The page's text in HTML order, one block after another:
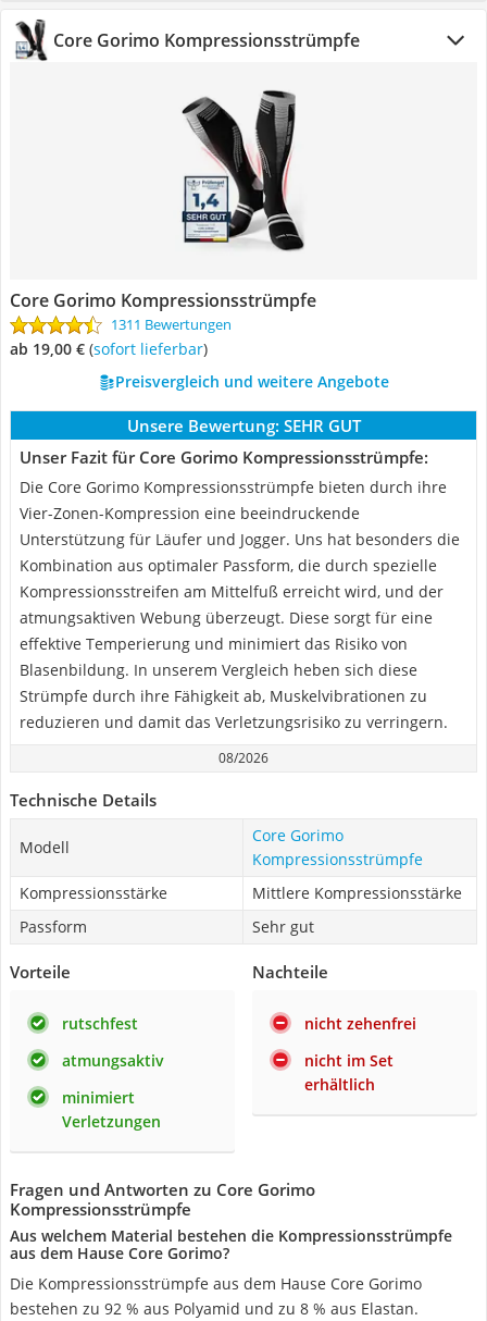
Core Gorimo Kompressionsstrümpfe
Core Gorimo Kompressionsstrümpfe
1311 Bewertungen
ab 19,00 € ( Sofort lieferbar)
Preisvergleich und weitere Angebote
Unsere Bewertung: SEHR GUT
Unser Fazit für Core Gorimo Kompressionsstrümpfe:
Die Core Gorimo Kompressionsstrümpfe bieten durch ihre
Vier-Zonen-Kompression eine beeindruckende
Unterstützung für Läufer und Jogger. Uns hat besonders die
Kombination aus optimaler Passform, die durch spezielle
Kompressionsstreifen am Mittelfuß erreicht wird, und der
atmungsaktiven Webung überzeugt. Diese sorgt für eine
effektive Temperierung und minimiert das Risiko von
Blasenbildung. In unserem Vergleich heben sich diese
Strümpfe durch ihre Fähigkeit ab, Muskelvibrationen zu
reduzieren und damit das Verletzungsrisiko zu verringern.
08/2026
Technische Details
Modell
Core Gorimo
Kompressionsstrümpfe
Kompressionsstärke
Mittlere Kompressionsstärke
Passform
Sehr gut
Vorteile
rutschfest
atmungsaktiv
minimiert
Verletzungen
Nachteile
nicht zehenfrei
nicht im Set
erhältlich
Fragen und Antworten zu Core Gorimo
Kompressionsstrümpfe
Aus welchem Material bestehen die Kompressionsstrümpfe
aus dem Hause Core Gorimo?
Die Kompressionsstrümpfe aus dem Hause Core Gorimo
bestehen zu 92 % aus Polyamid und zu 8 % aus Elastan.